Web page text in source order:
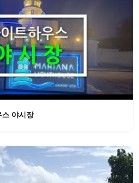
야시장